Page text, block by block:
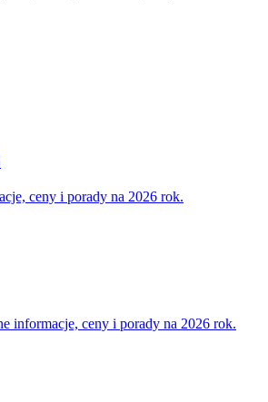
ceny i porady na 2026 rok.
informacje, ceny i porady na 2026 rok.